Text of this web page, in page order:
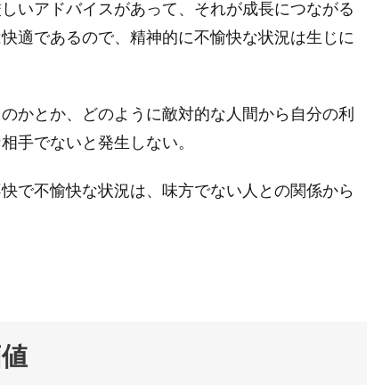
いアドバイスがあって、それが成長につながる
適であるので、精神的に不愉快な状況は生じに
かとか、どのように敵対的な人間から自分の利
手でないと発生しない。
で不愉快な状況は、味方でない人との関係から